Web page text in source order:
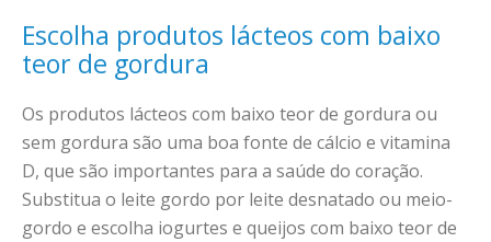
Escolha produtos lácteos com baixo
teor de gordura
Os produtos lácteos com baixo teor de gordura ou
sem gordura são uma boa fonte de cálcio e vitamina
D, que são importantes para a saúde do coração.
Substitua o leite gordo por leite desnatado ou meio-
gordo e escolha iogurtes e queijos com baixo teor de